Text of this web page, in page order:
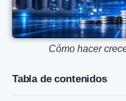
Cómo hacer
Tabla de contenidos